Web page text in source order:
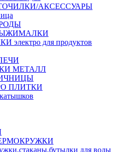
АКСЕССУАРЫ
электро для продуктов
МЕТАЛЛ
ПЛИТКИ
для воды